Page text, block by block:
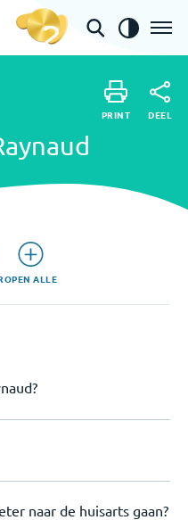
PRINT DEEL
OPEN ALLE
naar de huisarts gaan?